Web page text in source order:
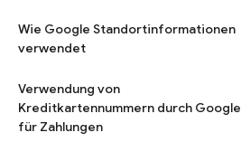
Wie Google Standortinformationen
verwendet
Verwendung von
Kreditkartennummern durch Google
für Zahlungen